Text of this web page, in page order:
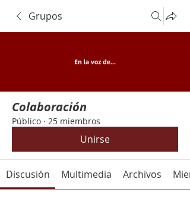
Grupos
Colaboración
Público · 25 miembros
Unirse
Discusión Multimedia Archivos